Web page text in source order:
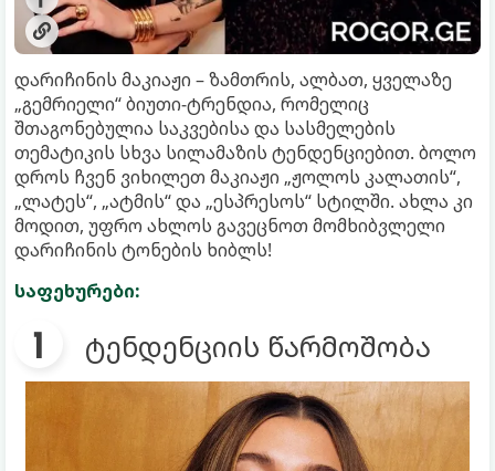
დარიჩინის მაკიაჟი – ზამთრის, ალბათ, ყველაზე
„გემრიელი“ ბიუთი-ტრენდია, რომელიც
შთაგონებულია საკვებისა და სასმელების
თემატიკის სხვა სილამაზის ტენდენციებით. ბოლო
დროს ჩვენ ვიხილეთ მაკიაჟი „ჟოლოს კალათის“,
„ლატეს“, „ატმის“ და „ესპრესოს“ სტილში. ახლა კი
მოდით, უფრო ახლოს გავეცნოთ მომხიბვლელი
დარიჩინის ტონების ხიბლს!
საფეხურები:
ტენდენციის წარმოშობა